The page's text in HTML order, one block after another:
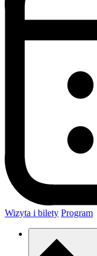
Wizyta i bilety Program